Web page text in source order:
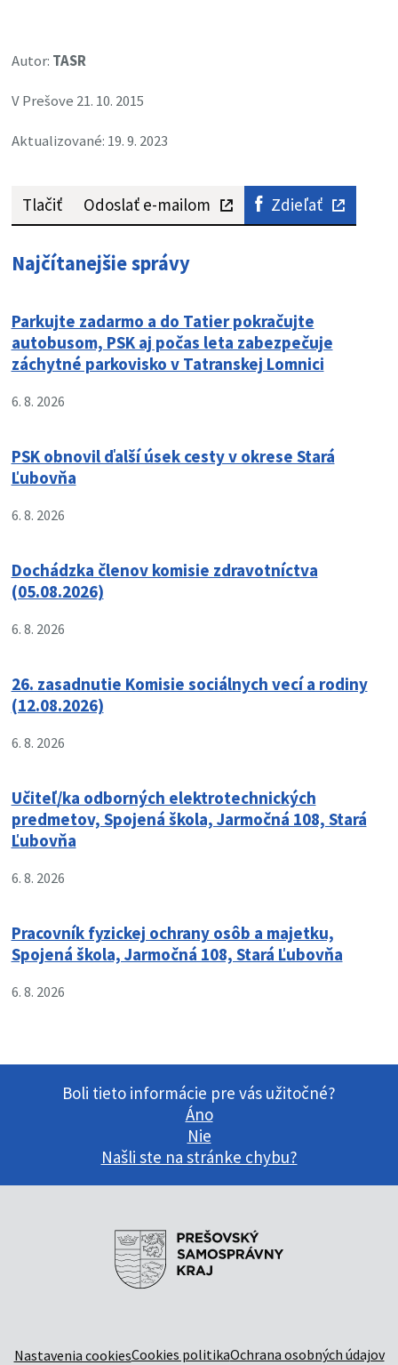
Autor: TASR
V Prešove 21. 10. 2015
Aktualizované: 19. 9. 2023
Tlačiť Odoslať e-mailom Zdieľať
Najčítanejšie správy
Parkujte zadarmo a do Tatier pokračujte
autobusom, PSK aj počas leta zabezpečuje
záchytné parkovisko v Tatranskej Lomnici
6. 8. 2026
PSK obnovil ďalší úsek cesty v okrese Stará
Ľubovňa
6. 8. 2026
Dochádzka členov komisie zdravotníctva
(05.08.2026)
6. 8. 2026
26. zasadnutie Komisie sociálnych vecí a rodiny
(12.08.2026)
6. 8. 2026
Učiteľ/ka odborných elektrotechnických
predmetov, Spojená škola, Jarmočná 108, Stará
Ľubovňa
6. 8. 2026
Pracovník fyzickej ochrany osôb a majetku,
Spojená škola, Jarmočná 108, Stará Ľubovňa
6. 8. 2026
Boli tieto informácie pre vás užitočné?
Áno
Nie
Našli ste na stránke chybu?
Nastavenia cookiesCookies politikaOchrana osobných údajov